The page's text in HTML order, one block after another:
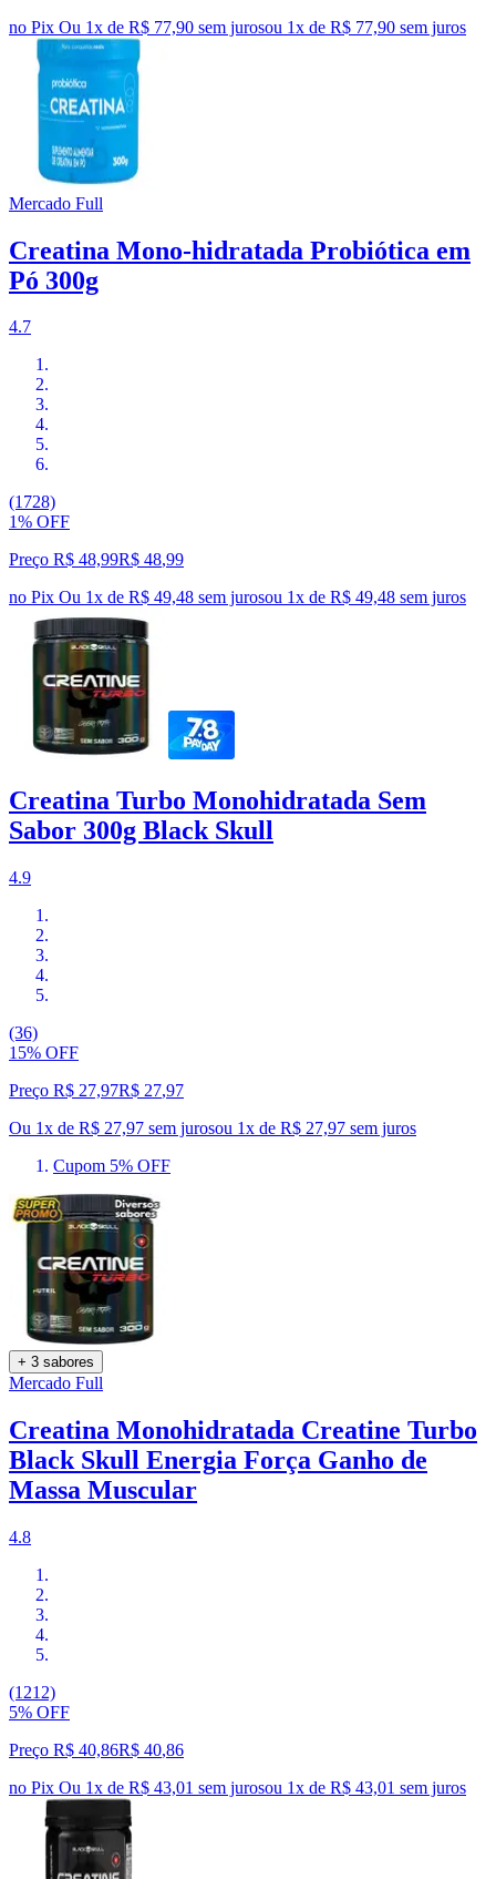
no Pix Ou 1x de R$ 77,90 sem jurosou 1x de R$ 77,90 sem juros
Mercado Full
Creatina Mono-hidratada Probiótica em
Pó 300g
4.7
(1728)
1% OFF
Preço R$ 48,99R$ 48,99
no Pix Ou 1x de R$ 49,48 sem jurosou 1x de R$ 49,48 sem juros
Creatina Turbo Monohidratada Sem
Sabor 300g Black Skull
4.9
(36)
15% OFF
Preço R$ 27,97R$ 27,97
Ou 1x de R$ 27,97 sem jurosou 1x de R$ 27,97 sem juros
Cupom 5% OFF
+ 3 sabores
Mercado Full
Creatina Monohidratada Creatine Turbo
Black Skull Energia Força Ganho de
Massa Muscular
4.8
(1212)
5% OFF
Preço R$ 40,86R$ 40,86
no Pix Ou 1x de R$ 43,01 sem jurosou 1x de R$ 43,01 sem juros